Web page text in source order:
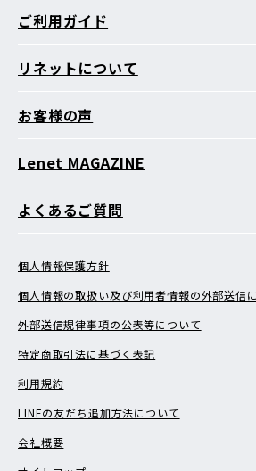
ご利用ガイド
リネットについて
お客様の声
Lenet MAGAZINE
よくあるご質問
個人情報保護方針
個人情報の取扱い及び利用者情報の外部送信
外部送信規律事項の公表等について
特定商取引法に基づく表記
利用規約
LINEの友だち追加方法について
会社概要